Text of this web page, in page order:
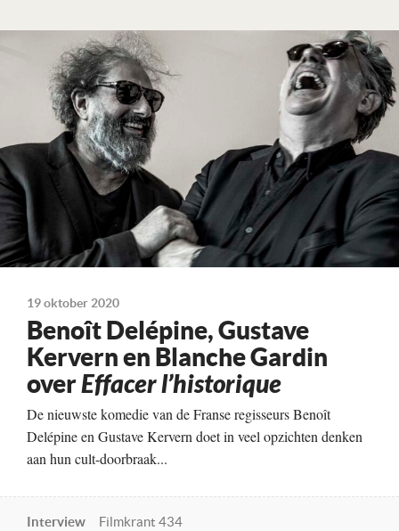
Technische Details
Kleur, 110 minuten
Te zien vanaf
19-11-2020
Land
Frankrijk/België, 2020
19 oktober 2020
Benoît Delépine, Gustave
Kervern en Blanche Gardin
overEffacer l’historique
De nieuwste komedie van de Franse regisseurs Benoît
Delépine en Gustave Kervern doet in veel opzichten denken
aan hun cult-doorbraak...
Interview Filmkrant 434